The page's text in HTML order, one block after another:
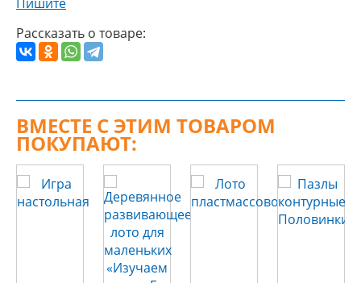
Рассказать о товаре:
ВМЕСТЕ С ЭТИМ ТОВАРОМ
ПОКУПАЮТ: